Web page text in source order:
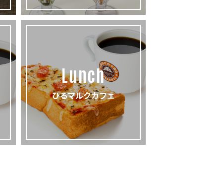
Lunch
ひるマルクカフェ